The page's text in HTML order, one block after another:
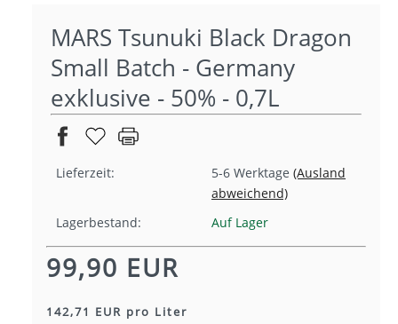
MARS Tsunuki Black Dragon
Small Batch - Germany
exklusive - 50% - 0,7L
Lieferzeit: 5-6 Werktage (Ausland
abweichend)
Lagerbestand:
Auf Lager
99,90 EUR
142,71 EUR pro Liter